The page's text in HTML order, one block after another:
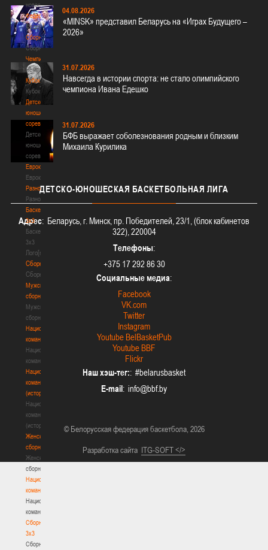
новости
Федерация
Федерация
Сборные
Сборные
Чемпионат
Чемпионат
Кубок
Кубок
Детско-
юношеские
соревнования
Детско-
юношеские
соревнования
Еврокубки
Еврокубки
Разное
Разное
Баскетбол
3х3
Баскетбол
3х3
Лого[modid=121]
Сборные
Сборные
Мужские
сборные
Мужские
сборные
Национальная
команда
Национальная
команда
Национальная
команда
(история)
Национальная
команда
(история)
Женские
сборные
Женские
сборные
Национальная
команда
Национальная
команда
Сборные
3х3
Сборные
04.08.2026
«MINSK» представил Беларусь на «Играх Будущего –
2026»
31.07.2026
Навсегда в истории спорта: не стало олимпийского
чемпиона Ивана Едешко
31.07.2026
БФБ выражает соболезнования родным и близким
Михаила Курилика
ДЕТСКО-ЮНОШЕСКАЯ БАСКЕТБОЛЬНАЯ ЛИГА
Адрес: Беларусь, г. Минск, пр. Победителей, 23/1, (блок кабинетов
322), 220004
Телефоны:
+375 17 292 86 30
Социальные медиа:
Facebook
VK.com
Twitter
Instagram
Youtube BelBasketPub
Youtube BBF
Flickr
Наш хэш-тег:: #belarusbasket
E-mail:
© Белорусская федерация баскетбола, 2026
Разработка сайта ITG-SOFT </>